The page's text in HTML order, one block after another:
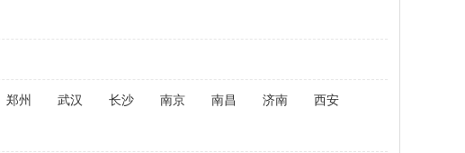
郑州 武汉 长沙 南京 南昌 济南 西安